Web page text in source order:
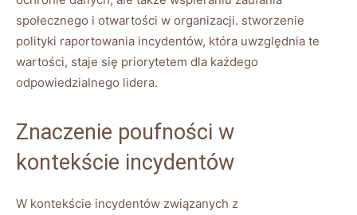
społecznego ‍i otwartości‌ w organizacji. stworzenie
polityki raportowania incydentów, która uwzględnia ⁢te
wartości, staje się priorytetem dla każdego
odpowiedzialnego lidera.
Znaczenie‍ poufności w
kontekście incydentów
W‍ kontekście incydentów związanych z